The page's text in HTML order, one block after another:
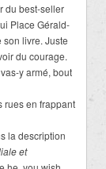
du best-seller
Place Gérald-
livre. Juste
du courage.
y armé, bout
rues en frappant
la description
et